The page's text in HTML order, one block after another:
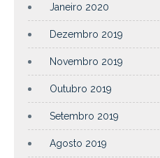
Janeiro 2020
Dezembro 2019
Novembro 2019
Outubro 2019
Setembro 2019
Agosto 2019